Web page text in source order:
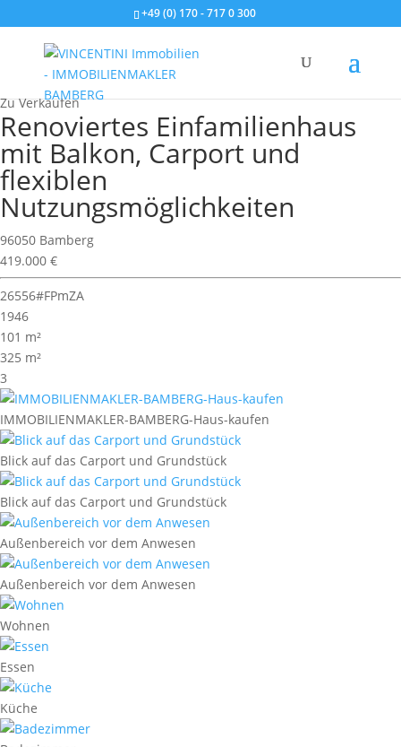
+49 (0) 170 - 717 0 300
Wohnimmobilie > Einfamilienhaus
Zu Verkaufen
Renoviertes Einfamilienhaus
mit Balkon, Carport und
flexiblen
Nutzungsmöglichkeiten
96050 Bamberg
419.000 €
26556#FPmZA
1946
101 m²
325 m²
3
IMMOBILIENMAKLER-BAMBERG-Haus-kaufen
Blick auf das Carport und Grundstück
Blick auf das Carport und Grundstück
Außenbereich vor dem Anwesen
Außenbereich vor dem Anwesen
Wohnen
Essen
Küche